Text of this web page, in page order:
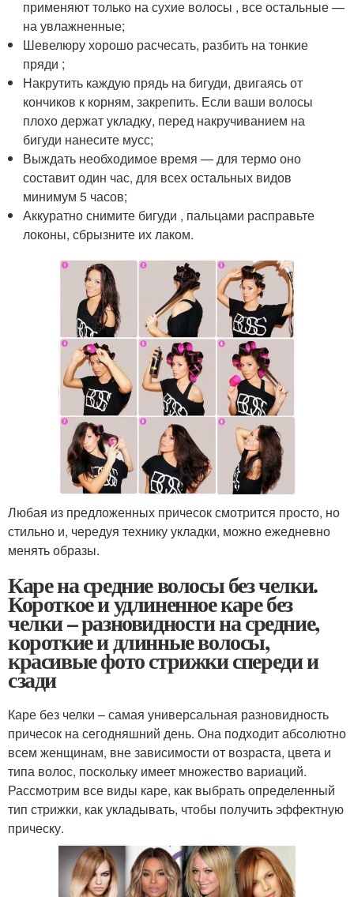
применяют только на сухие волосы , все остальные —
на увлажненные;
Шевелюру хорошо расчесать, разбить на тонкие
пряди ;
Накрутить каждую прядь на бигуди, двигаясь от
кончиков к корням, закрепить. Если ваши волосы
плохо держат укладку, перед накручиванием на
бигуди нанесите мусс;
Выждать необходимое время — для термо оно
составит один час, для всех остальных видов
минимум 5 часов;
Аккуратно снимите бигуди , пальцами расправьте
локоны, сбрызните их лаком.
Любая из предложенных причесок смотрится просто, но
стильно и, чередуя технику укладки, можно ежедневно
менять образы.
Каре на средние волосы без челки.
Короткое и удлиненное каре без
челки – разновидности на средние,
короткие и длинные волосы,
красивые фото стрижки спереди и
сзади
Каре без челки – самая универсальная разновидность
причесок на сегодняшний день. Она подходит абсолютно
всем женщинам, вне зависимости от возраста, цвета и
типа волос, поскольку имеет множество вариаций.
Рассмотрим все виды каре, как выбрать определенный
тип стрижки, как укладывать, чтобы получить эффектную
прическу.